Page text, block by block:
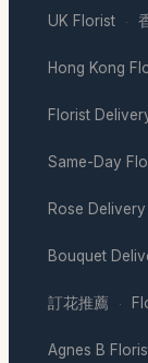
UK Florist ·
Hong Kong
Florist
Same-Day
Rose Delivery
Bouquet
訂花推薦 ·
Agnes B